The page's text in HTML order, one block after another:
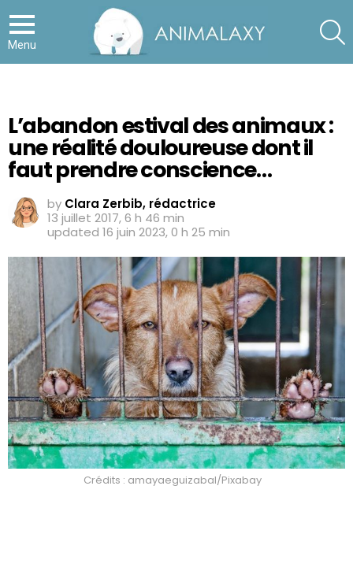
Menu
L’abandon estival des animaux :
une réalité douloureuse dont il
faut prendre conscience…
by Clara Zerbib, rédactrice
13 juillet 2017, 6 h 46 min
updated 16 juin 2023, 0 h 25 min
Crédits : amayaeguizabal/Pixabay